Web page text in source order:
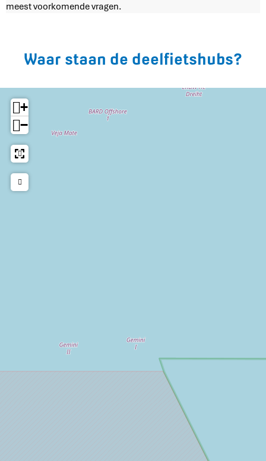
meest voorkomende vragen.
Waar staan de deelfietshubs?
+
−